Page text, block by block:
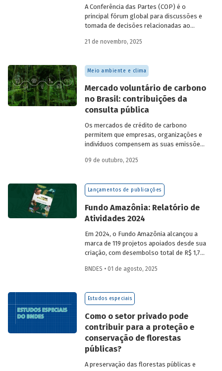
A Conferência das Partes (COP) é o
principal fórum global para discussões e
tomada de decisões relacionadas ao
em vista a urgência cada vez maior do
as discussões das mesas de negociações
saiam do discurso e resultem em
compromissos, planos de ações e metas,
com prazos e recursos definidos.
21 de novembro, 2025
Meio ambiente e clima
Mercado voluntário de carbono
no Brasil: contribuições da
consulta pública
Os mercados de crédito de carbono
permitem que empresas, organizações e
indivíduos compensem as suas emissões
por projetos de redução de emissões
MMA realizaram uma consulta pública
sobre a certificação de carbono no
contribuições da sociedade civil,
especialistas e entidades do setor
visando avaliar os desafios e
oportunidades desse mercado. Conheça
os resultados.
09 de outubro, 2025
Lançamentos de publicações
Fundo Amazônia: Relatório de
Atividades 2024
Em 2024, o Fundo Amazônia alcançou a
marca de 119 projetos apoiados desde sua
criação, com desembolso total de R$ 1,76
sua atuação e os projetos estão reunidas
BNDES • 01 de agosto, 2025
Estudos especiais
Como o setor privado pode
contribuir para a proteção e
conservação de florestas
públicas?
A preservação das florestas públicas e